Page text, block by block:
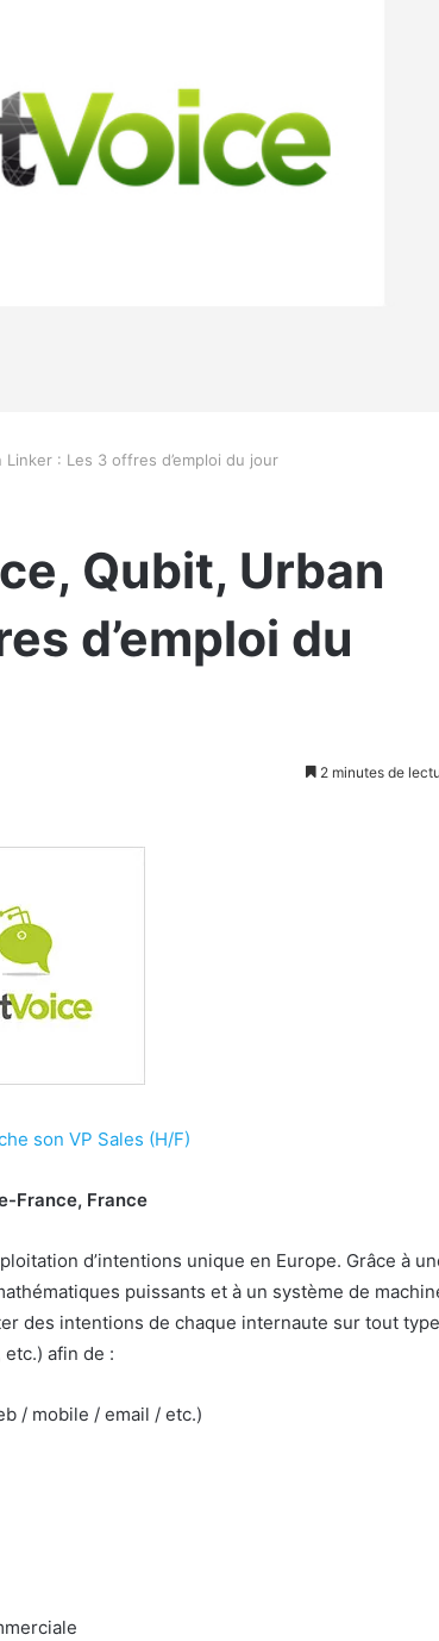
​: Les 3 offres d’emploi du jour
Qubit, Urban
d’emploi du
2 minutes de
son VP Sales (H/F)
France, France
d’intentions unique en Europe. Grâce à
puissants et à un système de
des intentions de chaque internaute sur tout type
afin de :
/ mobile / email / etc.)